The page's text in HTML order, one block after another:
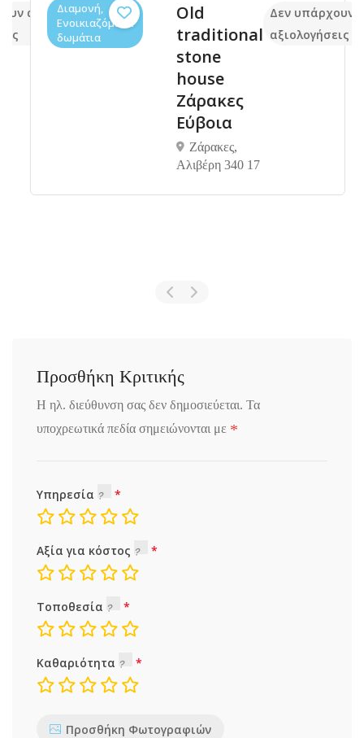
ακόμαΔιαμονή,
Ενοικιαζόμενα
δωμάτια
Old
traditional
stone
house
Ζάρακες
Εύβοια
Ζάρακες,
Αλιβέρη 340 17
Δεν υπάρχουν
αξιολογήσεις
Προσθήκη Κριτικής
Η ηλ. διεύθυνση σας δεν δημοσιεύεται. Τα
υποχρεωτικά πεδία σημειώνονται με *
Υπηρεσία
Αξία για κόστος
Τοποθεσία
Καθαριότητα
Προσθήκη Φωτογραφιών